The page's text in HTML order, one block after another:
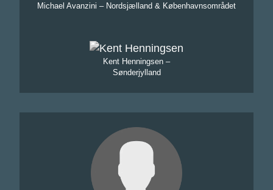
Michael Avanzini – Nordsjælland & Københavnsområdet
Kent Henningsen –
Sønderjylland